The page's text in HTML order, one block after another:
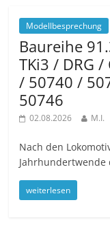
Modellbesprechung
Baureihe
TKi3 / DRG
/ 50740 /
50746
02.08.2026 M.I.
Nach den
Jahrhundertwende
weiterlesen